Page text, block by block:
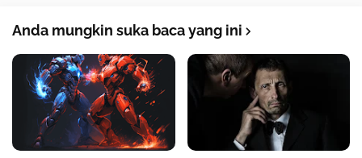
Anda mungkin suka baca yang ini